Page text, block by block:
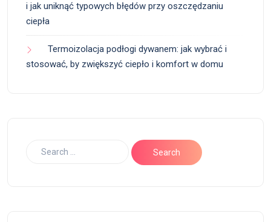
i jak uniknąć typowych błędów przy oszczędzaniu
ciepła
Termoizolacja podłogi dywanem: jak wybrać i
stosować, by zwiększyć ciepło i komfort w domu